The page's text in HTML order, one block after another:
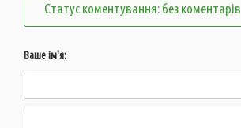
Статус коментування: без коментарів
Ваше ім'я: